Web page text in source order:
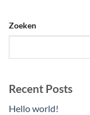
Zoeken
Recent Posts
Hello world!